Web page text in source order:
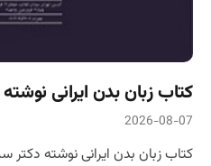
کتاب زبان بدن ایرانی
2026-08-07
کتاب زبان بدن ایرانی نوشته دکتر